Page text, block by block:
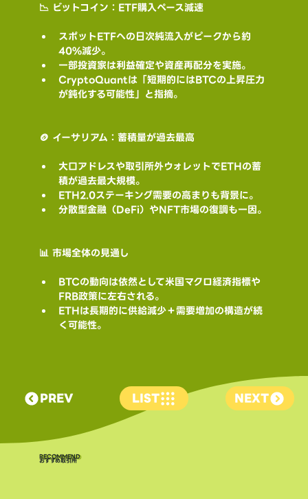
📉 ビットコイン：ETF購入ペース減速
スポットETFへの日次純流入がピークから約
40%減少。
一部投資家は利益確定や資産再配分を実施。
CryptoQuantは「短期的にはBTCの上昇圧力
が鈍化する可能性」と指摘。
🪙 イーサリアム：蓄積量が過去最高
大口アドレスや取引所外ウォレットでETHの蓄
積が過去最大規模。
ETH2.0ステーキング需要の高まりも背景に。
分散型金融（DeFi）やNFT市場の復調も一因。
📊 市場全体の見通し
BTCの動向は依然として米国マクロ経済指標や
FRB政策に左右される。
ETHは長期的に供給減少＋需要増加の構造が続
く可能性。
PREV LIST NEXT
​RECOMMEND
おすすめ取引所